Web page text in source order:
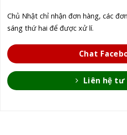
Chủ Nhật chỉ nhận đơn hàng, các
sáng thứ hai để được xử lí.
Chat
Liên hệ tư